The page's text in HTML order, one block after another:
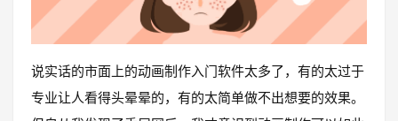
说实话的市面上的动画制作入门软件太多了，有的太过于
专业让人看得头晕晕的，有的太简单做不出想要的效果。